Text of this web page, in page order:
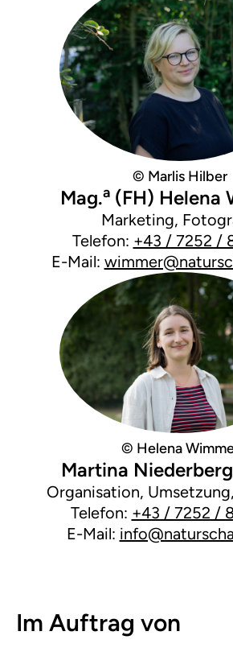
© Marlis Hilber
Mag.a(FH) Helena
Marketing,
Telefon: +43 / 7252 /
E-Mail:
© Helena
Martina
Organisation,
Telefon: +43 / 7252 /
E-Mail:
Im Auftrag von